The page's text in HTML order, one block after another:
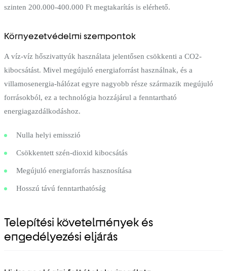
szinten 200.000-400.000 Ft megtakarítás is elérhető.
Környezetvédelmi szempontok
A víz-víz hőszivattyúk használata jelentősen csökkenti a CO2-
kibocsátást. Mivel megújuló energiaforrást használnak, és a
villamosenergia-hálózat egyre nagyobb része származik megújuló
forrásokból, ez a technológia hozzájárul a fenntartható
energiagazdálkodáshoz.
Nulla helyi emisszió
Csökkentett szén-dioxid kibocsátás
Megújuló energiaforrás hasznosítása
Hosszú távú fenntarthatóság
Telepítési követelmények és
engedélyezési eljárás